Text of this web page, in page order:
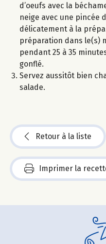
d’oeufs avec la
neige avec une pincée
délicatement à la
préparation dans le(s)
pendant 25 à 35
gonflé.
Servez aussitôt bien
salade.
Retour à la liste
Imprimer la